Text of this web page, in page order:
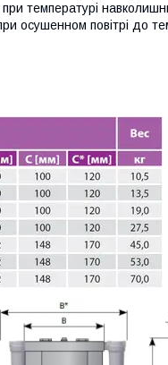
температурі
осушенном повітрі до